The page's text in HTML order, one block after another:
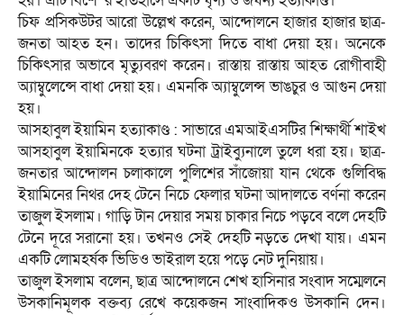
চিফ প্রসিকউটর আরো উল্লেখ করেন, আন্দোলনে হাজার হাজার ছাত্র-
জনতা আহত হন। তাদের চিকিৎসা দিতে বাধা দেয়া হয়। অনেকে
চিকিৎসার অভাবে মৃত্যুবরণ করেন। রাস্তায় রাস্তায় আহত রোগীবাহী
অ্যাম্বুলেন্সে বাধা দেয়া হয়। এমনকি অ্যাম্বুলেন্স ভাঙচুর ও আগুন দেয়া
হয়।
আসহাবুল ইয়ামিন হত্যাকাণ্ড : সাভারে এমআইএসটির শিক্ষার্থী শাইখ
আসহাবুল ইয়ামিনকে হত্যার ঘটনা ট্রাইব্যুনালে তুলে ধরা হয়। ছাত্র-
জনতার আন্দোলন চলাকালে পুলিশের সাঁজোয়া যান থেকে গুলিবিদ্ধ
ইয়ামিনের নিথর দেহ টেনে নিচে ফেলার ঘটনা আদালতে বর্ণনা করেন
তাজুল ইসলাম। গাড়ি টান দেয়ার সময় চাকার নিচে পড়বে বলে দেহটি
টেনে দূরে সরানো হয়। তখনও সেই দেহটি নড়তে দেখা যায়। এমন
একটি লোমহর্ষক ভিডিও ভাইরাল হয়ে পড়ে নেট দুনিয়ায়।
তাজুল ইসলাম বলেন, ছাত্র আন্দোলনে শেখ হাসিনার সংবাদ সম্মেলনে
উসকানিমূলক বক্তব্য রেখে কয়েকজন সাংবাদিকও উসকানি দেন।